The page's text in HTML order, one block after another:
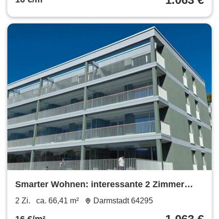
Smarter Wohnen: interessante 2 Zimmer
Wohnung
2 Zi. ca. 66,41 m² Darmstadt 64295